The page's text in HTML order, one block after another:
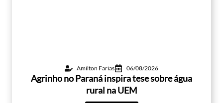
Amilton Farias 06/08/2026
Agrinho no Paraná inspira tese sobre água
rural na UEM